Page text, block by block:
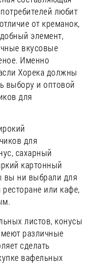
любит
от креманок,
элемент,
вкусовые
Именно
Хорека должны
выбору и оптовой
для
для
сахарный
картонный
вы ни выбрали для
или кафе,
листов, конусы
различные
сделать
вафельных